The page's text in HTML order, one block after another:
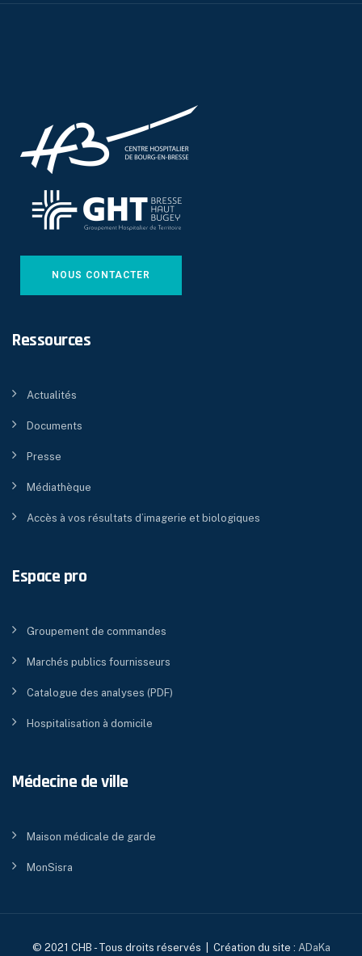
NOUS CONTACTER
Ressources
Actualités
Documents
Presse
Médiathèque
Accès à vos résultats d’imagerie et biologiques
Espace pro
Groupement de commandes
Marchés publics fournisseurs
Catalogue des analyses (PDF)
Hospitalisation à domicile
Médecine de ville
Maison médicale de garde
MonSisra
© 2021 CHB - Tous droits réservés | Création du site : ADaKa